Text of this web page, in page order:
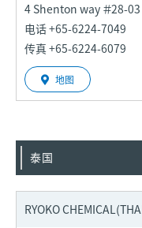
4 Shenton way ＃28-
电话 +65-6224-7049
传真 +65-6224-6079
地图
泰国
RYOKO CHEMICAL